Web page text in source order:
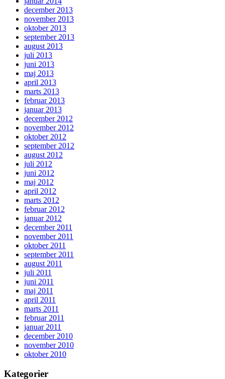
december 2013
november 2013
oktober 2013
september 2013
august 2013
juli 2013
juni 2013
maj 2013
april 2013
marts 2013
februar 2013
januar 2013
december 2012
november 2012
oktober 2012
september 2012
august 2012
juli 2012
juni 2012
maj 2012
april 2012
marts 2012
februar 2012
januar 2012
december 2011
november 2011
oktober 2011
september 2011
august 2011
juli 2011
juni 2011
maj 2011
april 2011
marts 2011
februar 2011
januar 2011
december 2010
november 2010
oktober 2010
Kategorier